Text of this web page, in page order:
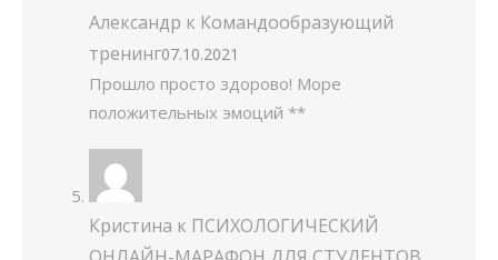
Александр к Командообразующий
тренинг07.10.2021
Прошло просто здорово! Море
положительных эмоций **
Кристина к ПСИХОЛОГИЧЕСКИЙ